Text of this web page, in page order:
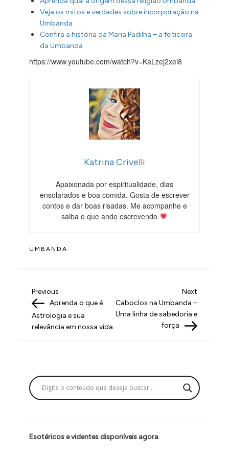
Veja os mitos e verdades sobre incorporação na
Umbanda
Confira a história da Maria Padilha – a feiticeira
da Umbanda
https://www.youtube.com/watch?v=KaLzej2xei8
Katrina Crivelli
Apaixonada por espiritualidade, dias
ensolarados e boa comida. Gosta de escrever
contos e dar boas risadas. Me acompanhe e
saiba o que ando escrevendo
UMBANDA
N
a
v
a
ç
o
d
Previous
Post
Previous
Aprenda o que é
Astrologia e sua
relevância em nossa vida
Next
Post
Next
Caboclos na Umbanda –
Uma linha de sabedoria e
força
Esotéricos e videntes disponíveis agora